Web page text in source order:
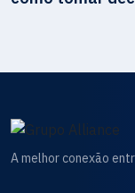
A melhor conexão